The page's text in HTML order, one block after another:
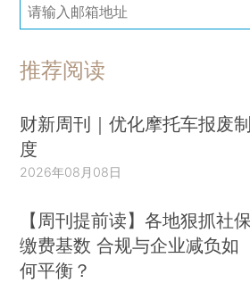
推荐阅读
财新周刊｜优化摩托车报废制
度
2026年08月08日
【周刊提前读】各地狠抓社保
缴费基数 合规与企业减负如
何平衡？